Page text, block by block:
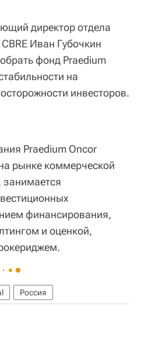
директор отдела
Иван Губочкин
фонд Praedium
на
инвесторов.
Praedium Oncor
рынке коммерческой
занимается
финансирования,
и оценкой,
Россия